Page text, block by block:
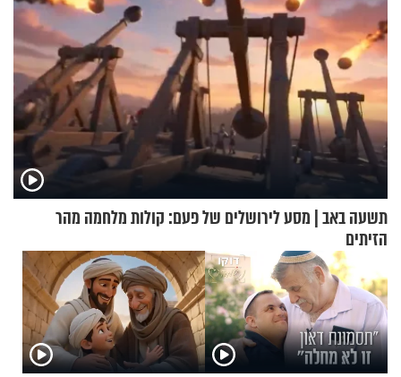
תשעה באב | מסע לירושלים של פעם: קולות מלחמה מהר
הזיתים